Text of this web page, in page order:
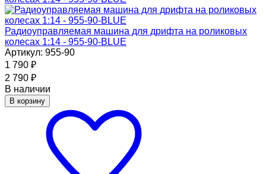
Радиоуправляемая машина для дрифта на роликовых
колесах 1:14 - 955-90-BLUE
Артикул: 955-90
1 790 ₽
2 790 ₽
В наличии
В корзину